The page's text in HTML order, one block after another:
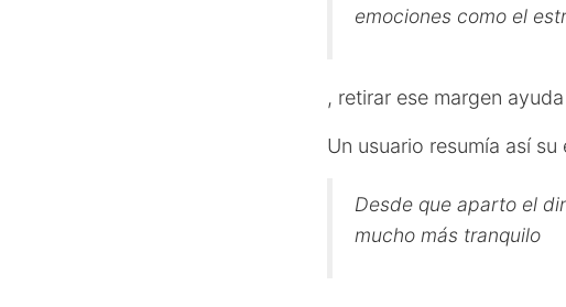
emociones como el
, retirar ese margen
Un usuario resumía así su
Desde que aparto el
mucho más tranquilo